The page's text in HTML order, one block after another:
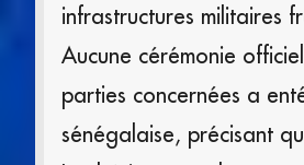
infrastructures militaires
Aucune cérémonie
parties concernées a
sénégalaise, précisant